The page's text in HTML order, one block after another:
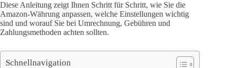
Diese Anleitung zeigt Ihnen Schritt für Schritt, wie Sie die
Amazon-Währung anpassen, welche Einstellungen wichtig
sind und worauf Sie bei Umrechnung, Gebühren und
Zahlungsmethoden achten sollten.
Schnellnavigation